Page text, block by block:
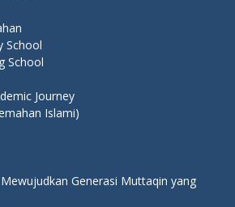
School
School
Journey
Islami)
Generasi Muttaqin yang